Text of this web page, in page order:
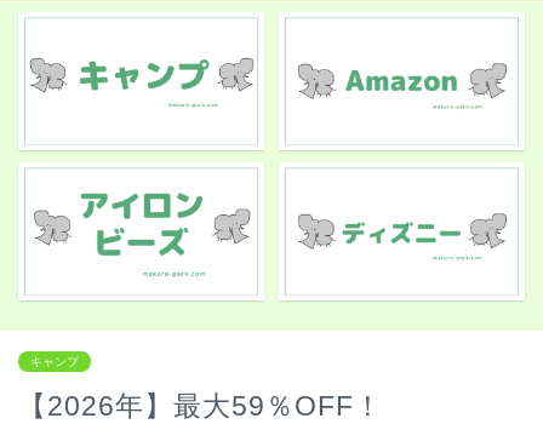
キャンプ
【2026年】最大59％OFF！